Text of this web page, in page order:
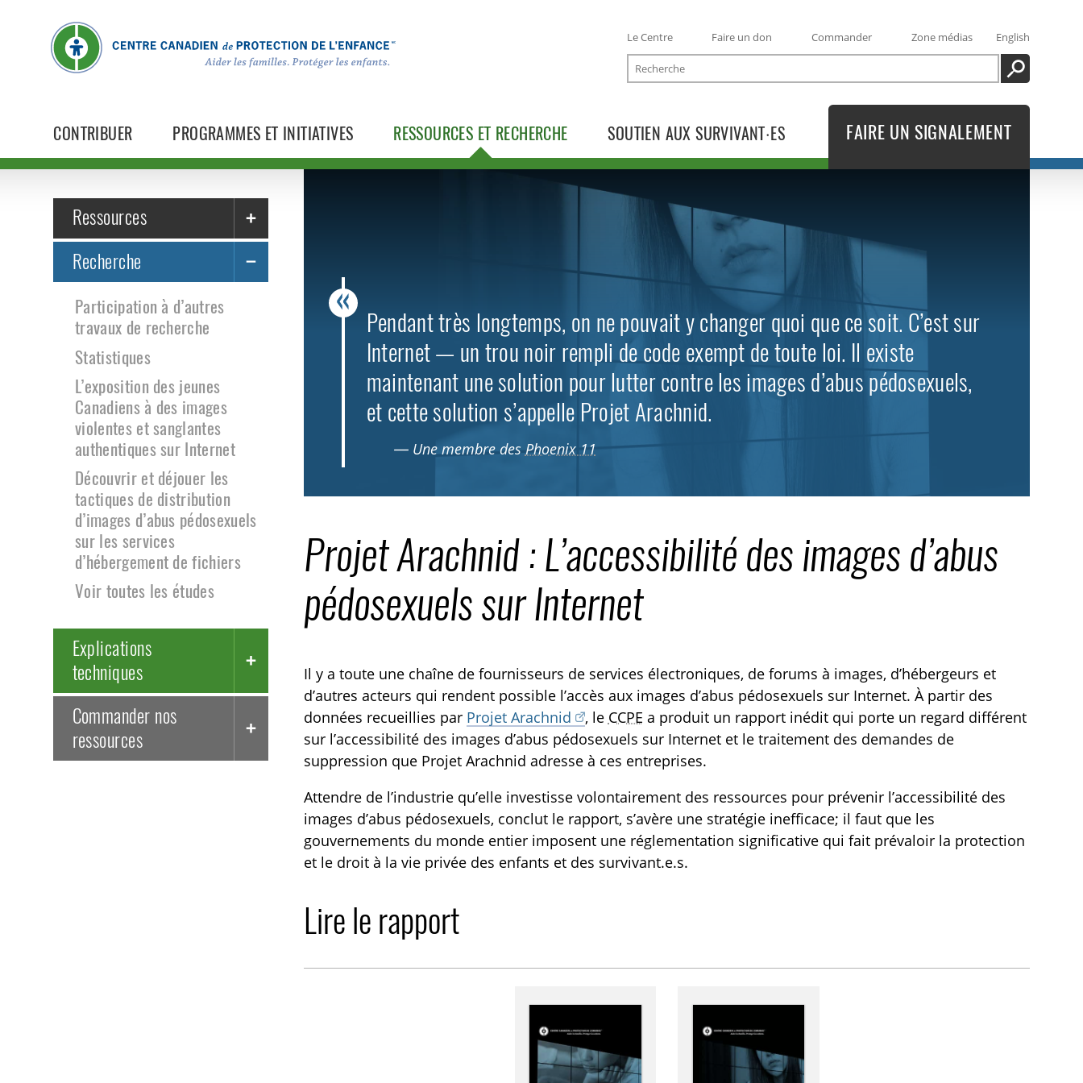
CONTRIBUER PROGRAMMES ET INITIATIVES RESSOURCES ET RECHERCHE SOUTIEN AUX SURVIVANT·ES
Le Centre Faire un don Commander Zone médias
English
Recherche
RECHERCHE
FAIRE UN SIGNALEMENT
Ressources
Recherche
Participation à d’autres
travaux de recherche
Statistiques
L’exposition des jeunes
Canadiens à des images
violentes et sanglantes
authentiques sur Internet
Découvrir et déjouer les
tactiques de distribution
d’images d’abus pédosexuels
sur les services
d’hébergement de fichiers
Voir toutes les études
Explications
techniques
TOGGLE EXPLICATIONS TECHNIQUES SUBLIST
Commander nos
ressources
TOGGLE COMMANDER NOS RESSOURCES SUBLIST
Pendant très longtemps, on ne pouvait y changer quoi que ce soit. C’est sur
Internet — un trou noir rempli de code exempt de toute loi. Il existe
maintenant une solution pour lutter contre les images d’abus pédosexuels,
et cette solution s’appelle Projet Arachnid.
— Une membre desPhoenix 11
Projet Arachnid : L’accessibilité des images d’abus
pédosexuels sur Internet
Il y a toute une chaîne de fournisseurs de services électroniques, de forums à images, d’hébergeurs et
d’autres acteurs qui rendent possible l’accès aux images d’abus pédosexuels sur Internet. À partir des
données recueillies par Projet Arachnid , le CCPE a produit un rapport inédit qui porte un regard différent
sur l’accessibilité des images d’abus pédosexuels sur Internet et le traitement des demandes de
suppression que Projet Arachnid adresse à ces entreprises.
Attendre de l’industrie qu’elle investisse volontairement des ressources pour prévenir l’accessibilité des
images d’abus pédosexuels, conclut le rapport, s’avère une stratégie inefficace; il faut que les
gouvernements du monde entier imposent une réglementation significative qui fait prévaloir la protection
et le droit à la vie privée des enfants et des survivant.e.s.
Lire le rapport